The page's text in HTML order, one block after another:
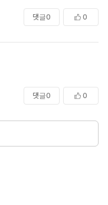
댓글0 0
댓글0 0